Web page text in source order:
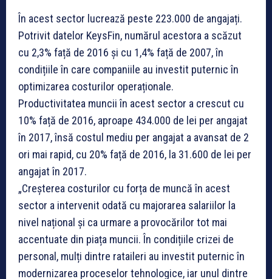
În acest sector lucrează peste 223.000 de angajați.
Potrivit datelor KeysFin, numărul acestora a scăzut
cu 2,3% față de 2016 și cu 1,4% față de 2007, în
condițiile în care companiile au investit puternic în
optimizarea costurilor operaționale.
Productivitatea muncii în acest sector a crescut cu
10% față de 2016, aproape 434.000 de lei per angajat
în 2017, însă costul mediu per angajat a avansat de 2
ori mai rapid, cu 20% față de 2016, la 31.600 de lei per
angajat în 2017.
„Creșterea costurilor cu forța de muncă în acest
sector a intervenit odată cu majorarea salariilor la
nivel național și ca urmare a provocărilor tot mai
accentuate din piața muncii. În condițiile crizei de
personal, mulți dintre rataileri au investit puternic în
modernizarea proceselor tehnologice, iar unul dintre